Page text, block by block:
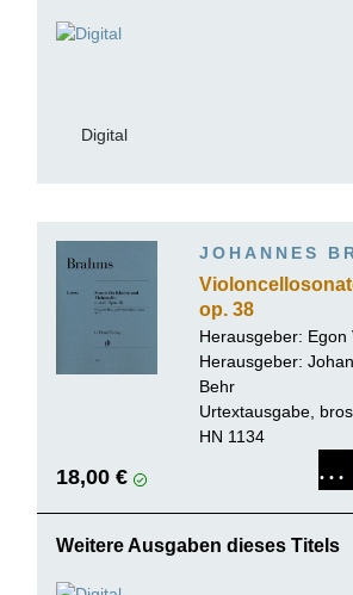
Digital
JOHANNES
op. 38
Herausgeber: Egon
Herausgeber:
Behr
Urtextausgabe,
HN 1134
18,00 €
Weitere Ausgaben dieses Titels